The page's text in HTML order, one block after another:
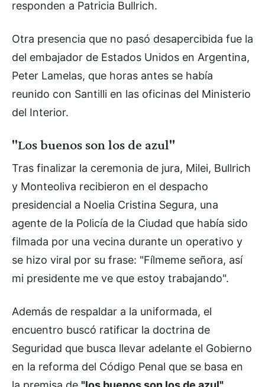
responden a Patricia Bullrich.
Otra presencia que no pasó desapercibida fue la
del embajador de Estados Unidos en Argentina,
Peter Lamelas, que horas antes se había
reunido con Santilli en las oficinas del Ministerio
del Interior.
"Los buenos son los de azul"
Tras finalizar la ceremonia de jura, Milei, Bullrich
y Monteoliva recibieron en el despacho
presidencial a Noelia Cristina Segura, una
agente de la Policía de la Ciudad que había sido
filmada por una vecina durante un operativo y
se hizo viral por su frase: "Fílmeme señora, así
mi presidente me ve que estoy trabajando".
Además de respaldar a la uniformada, el
encuentro buscó ratificar la doctrina de
Seguridad que busca llevar adelante el Gobierno
en la reforma del Código Penal que se basa en